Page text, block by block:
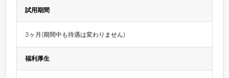
試用期間
3ヶ月(期間中も待遇は変わりません)
福利厚生